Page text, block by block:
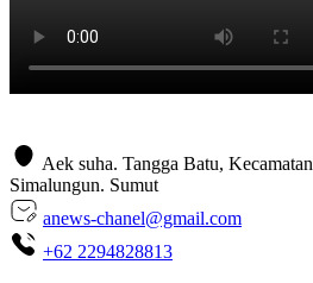
Aek suha. Tangga Batu,
Simalungun. Sumut
anews-chanel@gmail.com
+62 2294828813